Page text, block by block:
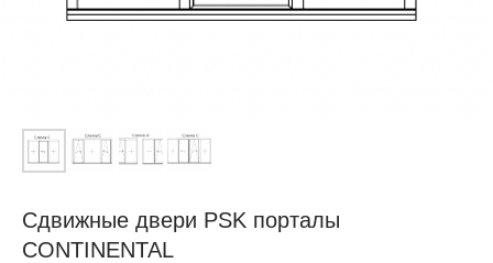
Сдвижные двери PSK порталы
CONTINENTAL